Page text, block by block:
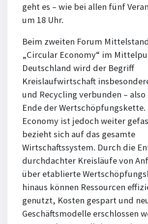
geht es – wie bei allen fünf
um 18 Uhr.
Beim zweiten Forum
„Circular Economy“ im
Deutschland wird der Begriff
Kreislaufwirtschaft
und Recycling verbunden –
Ende der
Economy ist jedoch weiter
bezieht sich auf das gesamte
Wirtschaftssystem. Durch die
durchdachter Kreisläufe von
über etablierte
hinaus können Ressourcen
genutzt, Kosten gespart und
Geschäftsmodelle erschlossen